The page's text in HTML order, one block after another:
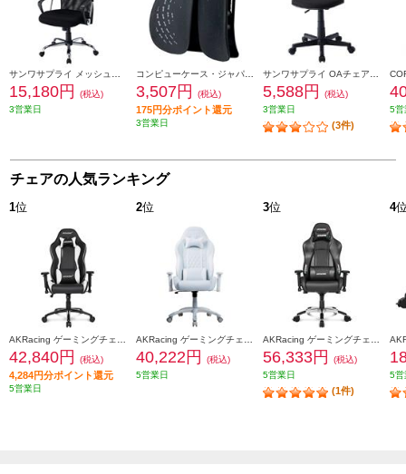
15,180円
(税込)
3営業日
3,507円 (税込)
175円分ポイント還元
3営業日
5,588円
(税込)
3営業日
(3件)
5営
チェアの人気ランキング
1位
42,840円 (税込)
4,284円分ポイント還元
5営業日
2位
40,222円
(税込)
5営業日
3位
56,333円
(税込)
5営業日
(1件)
4
5営